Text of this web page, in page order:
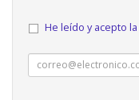
He leído y acepto la